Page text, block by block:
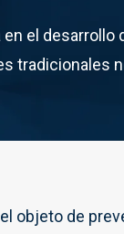
el desarrollo
tradicionales
objeto de